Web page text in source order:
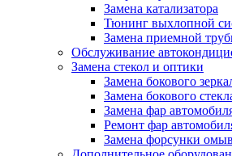
Замена катализатора
Тюнинг выхлопной
Замена приемной
Обслуживание
Замена стекол и оптики
Замена бокового
Замена бокового
Замена фар
Ремонт фар
Замена форсунки